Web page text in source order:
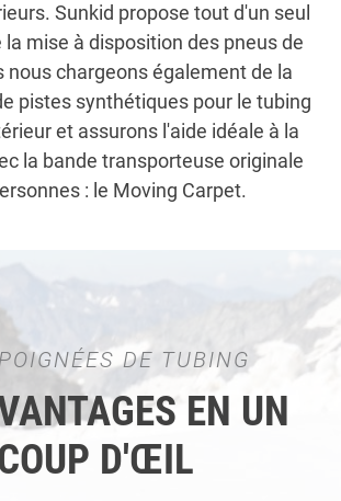
Sunkid propose tout d'un seul
mise à disposition des pneus de
nous chargeons également de la
pistes synthétiques pour le tubing
et assurons l'aide idéale à la
la bande transporteuse originale
: le Moving Carpet.
DE TUBING
EN UN
D'ŒIL